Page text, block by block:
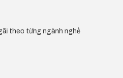
theo từng ngành nghề